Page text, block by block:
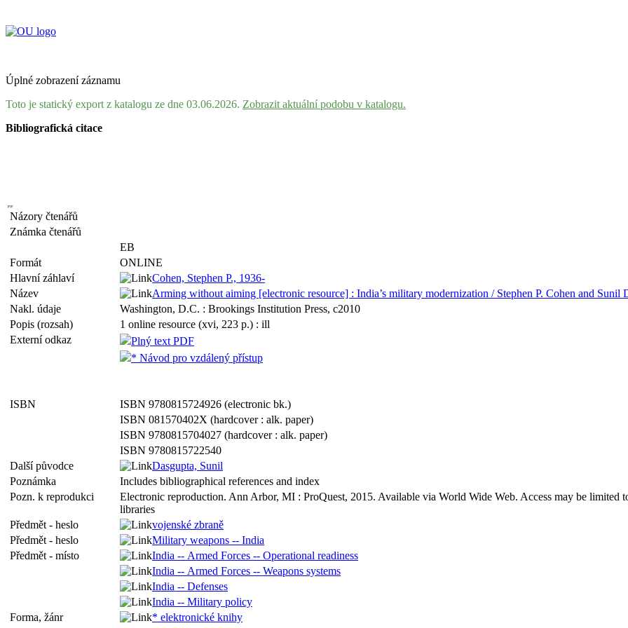
Úplné zobrazení záznamu
Toto je statický export z katalogu ze dne 03.06.2026. Zobrazit aktuální podobu v katalogu.
Bibliografická citace
Názory čtenářů
Známka čtenářů
EB
Formát
ONLINE
Hlavní záhlaví
Cohen, Stephen P., 1936-
Název
Arming without aiming [electronic resource] : India’s military modernization / Stephen P. Cohen and Sunil
Nakl. údaje
Washington, D.C. : Brookings Institution Press, c2010
Popis (rozsah)
1 online resource (xvi, 223 p.) : ill
Externí odkaz
Plný text PDF
* Návod pro vzdálený přístup
ISBN
ISBN 9780815724926 (electronic bk.)
ISBN 081570402X (hardcover : alk. paper)
ISBN 9780815704027 (hardcover : alk. paper)
ISBN 9780815722540
Další původce
Dasgupta, Sunil
Poznámka
Includes bibliographical references and index
Pozn. k reprodukci
Electronic reproduction. Ann Arbor, MI : ProQuest, 2015. Available via World Wide Web. Access may be limited
libraries
Předmět - heslo
vojenské zbraně
Předmět - heslo
Military weapons -- India
Předmět - místo
India -- Armed Forces -- Operational readiness
India -- Armed Forces -- Weapons systems
India -- Defenses
India -- Military policy
Forma, žánr
* elektronické knihy